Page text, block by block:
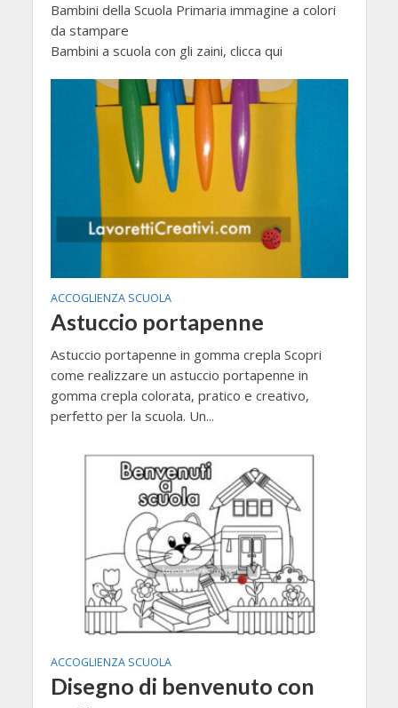
Bambini della Scuola Primaria immagine a colori
da stampare
Bambini a scuola con gli zaini, clicca qui
ACCOGLIENZA SCUOLA
Astuccio portapenne
Astuccio portapenne in gomma crepla Scopri
come realizzare un astuccio portapenne in
gomma crepla colorata, pratico e creativo,
perfetto per la scuola. Un...
ACCOGLIENZA SCUOLA
Disegno di benvenuto con